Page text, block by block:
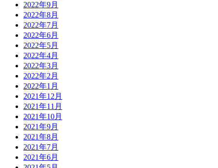
2022年9月
2022年8月
2022年7月
2022年6月
2022年5月
2022年4月
2022年3月
2022年2月
2022年1月
2021年12月
2021年11月
2021年10月
2021年9月
2021年8月
2021年7月
2021年6月